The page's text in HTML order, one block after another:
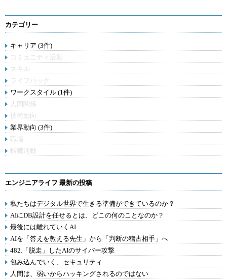
カテゴリー
キャリア (3件)
コミュニティ活動
スキル
ライフハック
ワークスタイル (1件)
人間関係
技術動向
業界動向 (3件)
職場
転職活動
エンジニアライフ 最新の投稿
私たちはデジタル世界で生きる準備ができているのか？
AIにDB設計を任せるとは、どこの何のことなのか？
最後には離れていくAI
AIを「答えを教える先生」から「判断の稽古相手」へ
482.「脱走」したAIのサイバー攻撃
包み込んでいく、セキュリティ
人間は、弱いからハッキングされるのではない